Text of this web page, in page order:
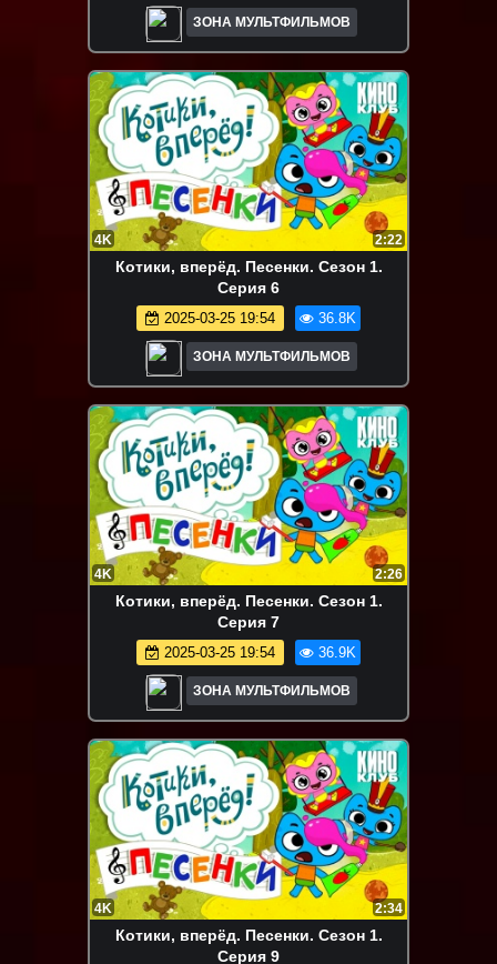
ЗОНА МУЛЬТФИЛЬМОВ
4K 2:22
Котики, вперёд. Песенки. Сезон 1.
Серия 6
2025-03-25 19:54 36.8K
ЗОНА МУЛЬТФИЛЬМОВ
4K 2:26
Котики, вперёд. Песенки. Сезон 1.
Серия 7
2025-03-25 19:54 36.9K
ЗОНА МУЛЬТФИЛЬМОВ
4K 2:34
Котики, вперёд. Песенки. Сезон 1.
Серия 9